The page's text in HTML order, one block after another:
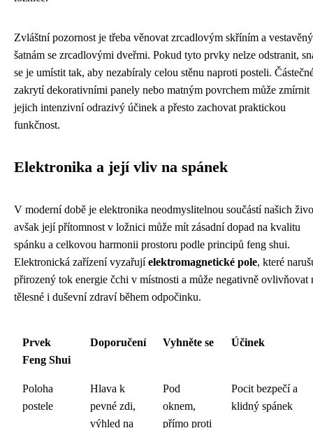
Zvláštní pozornost je třeba věnovat zrcadlovým skříním a
šatnám se zrcadlovými dveřmi. Pokud tyto prvky nelze odstranit,
se je umístit tak, aby nezabíraly celou stěnu naproti posteli.
zakrytí dekorativními panely nebo matným povrchem může zmírnit
jejich intenzivní odrazivý účinek a přesto zachovat praktickou
funkčnost.
Elektronika a její vliv na spánek
V moderní době je elektronika neodmyslitelnou součástí našich
avšak její přítomnost v ložnici může mít zásadní dopad na kvalitu
spánku a celkovou harmonii prostoru podle principů feng shui.
Elektronická zařízení vyzařujíelektromagnetické pole, které
přirozený tok energie čchi v místnosti a může negativně ovlivňovat
tělesné i duševní zdraví během odpočinku.
Prvek
Feng Shui
Doporučení Vyhněte se Účinek
Poloha
postele
Hlava k
pevné zdi,
výhled na
Pod
oknem,
přímo proti
Pocit bezpečí a
klidný spánek